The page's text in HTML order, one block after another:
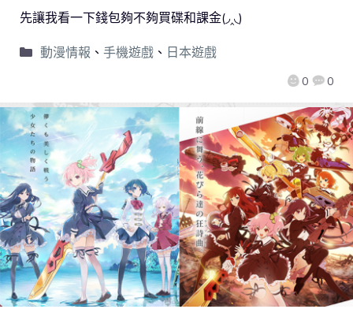
0 0
先讓我看一下錢包夠不夠買碟和課金(◞‸◟)
動漫情報 、 手機遊戲、 日本遊戲